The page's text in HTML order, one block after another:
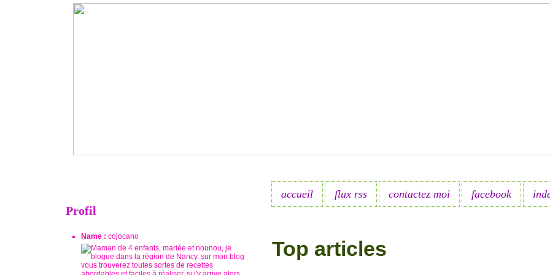
Profil
Name : cojocano
accueil flux rss contactez moi facebook
Top articles